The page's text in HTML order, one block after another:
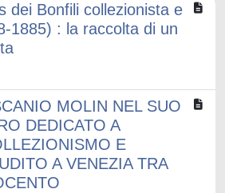
dei Bonfili collezionista e
1885) : la raccolta di un
MOLIN NEL SUO
DEDICATO A
E
A VENEZIA TRA